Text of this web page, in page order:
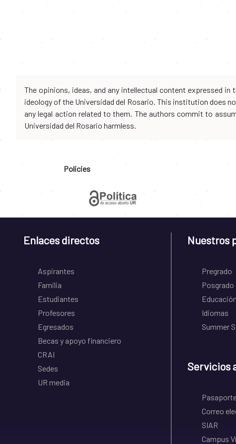
The opinions, ideas, and any intellectual content expressed
ideology of the Universidad del Rosario. This institution does
any legal action related to them. The authors commit to
Universidad del Rosario harmless.
Policies
Enlaces directos
Aspirantes
Familia
Estudiantes
Profesores
Egresados
Becas y apoyo financiero
CRAI
Sedes
UR media
Nuestros
Pregrado
Posgrado
Idiomas
Summer
Servicios
Correo
SIAR
Campus